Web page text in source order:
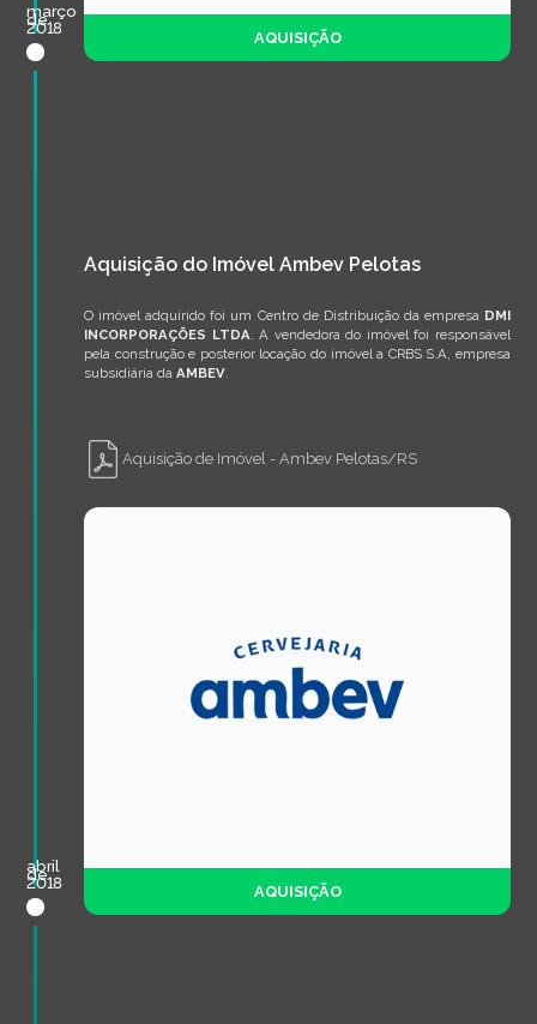
março
de
2018
AQUISIÇÃO
abril
de
2018
Aquisição do Imóvel Ambev Pelotas
O imóvel adquirido foi um Centro de Distribuição da empresa DMI
INCORPORAÇÕES LTDA . A vendedora do imóvel foi responsável
pela construção e posterior locação do imóvel a CRBS S.A, empresa
subsidiária daAMBEV
Aquisição de Imóvel - Ambev Pelotas/RS
AQUISIÇÃO